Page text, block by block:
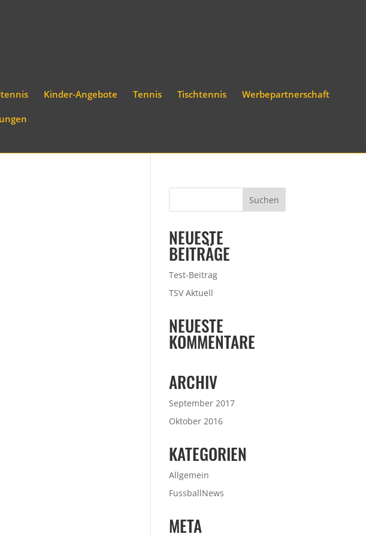
Kinder-Angebote Tennis Tischtennis Werbepartnerschaft
NEUESTE
BEITRÄGE
Test-Beitrag
TSV Aktuell
NEUESTE
KOMMENTARE
ARCHIV
September 2017
Oktober 2016
KATEGORIEN
Allgemein
FussballNews
META